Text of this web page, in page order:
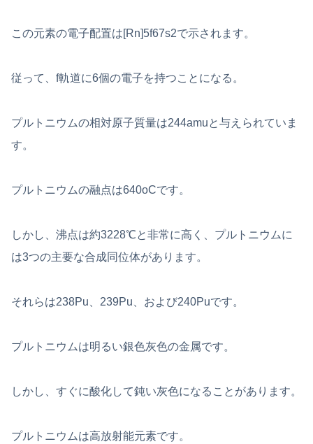
この元素の電子配置は[Rn]5f67s2で示されます。
従って、f軌道に6個の電子を持つことになる。
プルトニウムの相対原子質量は244amuと与えられていま
す。
プルトニウムの融点は640oCです。
しかし、沸点は約3228℃と非常に高く、プルトニウムに
は3つの主要な合成同位体があります。
それらは238Pu、239Pu、および240Puです。
プルトニウムは明るい銀色灰色の金属です。
しかし、すぐに酸化して鈍い灰色になることがあります。
プルトニウムは高放射能元素です。